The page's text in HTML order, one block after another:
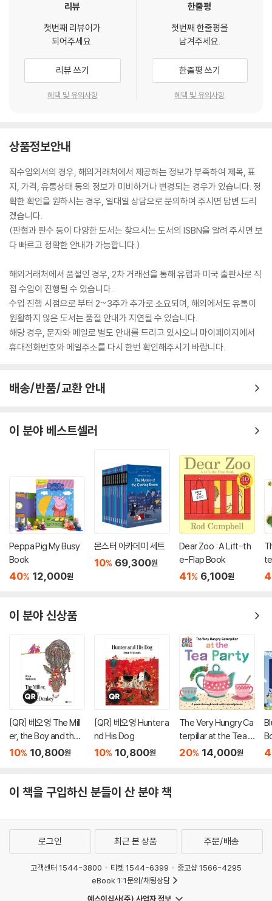
리뷰
첫번째 리뷰어가
되어주세요.
리뷰 쓰기
혜택 및 유의사항
한줄평
첫번째 한줄평을
남겨주세요.
한줄평 쓰기
혜택 및 유의사항
상품정보안내
직수입외서의 경우, 해외거래처에서 제공하는 정보가 부족하여 제목, 표
지, 가격, 유통상태 등의 정보가 미비하거나 변경되는 경우가 있습니다. 정
확한 확인을 원하시는 경우, 일대일 상담으로 문의하여 주시면 답변 드리
겠습니다.
(판형과 판수 등이 다양한 도서는 찾으시는 도서의 ISBN을 알려 주시면 보
다 빠르고 정확한 안내가 가능합니다.)
해외거래처에서 품절인 경우, 2차 거래선을 통해 유럽과 미국 출판사로 직
접 수입이 진행될 수 있습니다.
수입 진행 시점으로 부터 2~3주가 추가로 소요되며, 해외에서도 유통이
원활하지 않은 도서는 품절 안내가 지연될 수 있습니다.
해당 경우, 문자와 메일로 별도 안내를 드리고 있사오니 마이페이지에서
휴대전화번호와 메일주소를 다시 한번 확인해주시기 바랍니다.
배송/반품/교환 안내
이 분야 베스트셀러
Peppa Pig My Busy
Book
40% 12,000원
몬스터 아카데미 세트
10% 69,300원
Dear Zoo : A Lift-th
e-Flap Book
41% 6,100원
이 분야 신상품
[QR] 베오영 The Mill
er, the Boy and the
Donkey
10% 10,800원
[QR] 베오영 Hunter a
nd His Dog
10% 10,800원
The Very Hungry Ca
terpillar at the Tea P
arty
20% 14,000원
이 책을 구입하신 분들이 산 분야 책
로그인 최근 본 상품 주문/배송
고객센터 1544-3800 티켓 1544-6399
중고샵 1566-4295
eBook 1:1문의/채팅상담
예스이십사(주) 사업자 정보